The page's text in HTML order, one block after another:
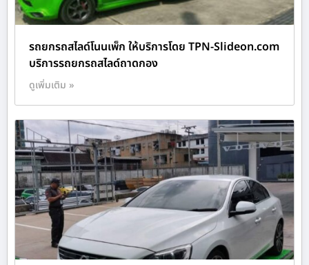
รถยกรถสไลด์โนนเพ็ก ให้บริการโดย TPN-Slideon.com
บริการรถยกรถสไลด์ถาดกอง
ดูเพิ่มเติม »